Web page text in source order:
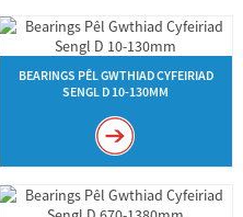
BEARINGS PÊL GWTHIAD CYFEIRIAD
SENGL D 10-130MM